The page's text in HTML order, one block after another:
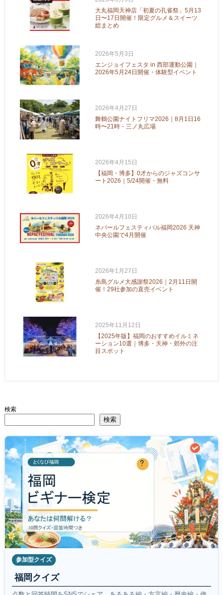
大丸福岡天神店「初夏の孔雀祭」5月13
日〜17日開催！限定グルメ＆スイーツ
総まとめ
2026年5月3日
エンジョイフェスタ in 西部運動公園｜
2026年5月24日開催・体験型イベント
2026年4月27日
舞鶴公園ナイトフリマ2026｜8月1日16
時〜21時・三ノ丸広場
2026年4月15日
【福岡・博多】0才からのジャズコンサ
ート2026｜5/24開催・無料
2026年4月10日
ネパールフェスティバル福岡2026 天神
中央公園で4月開催
2026年1月27日
糸島グルメ大感謝祭2026｜2月11日開
催！29社参加の直売イベント
2025年11月12日
【2025年版】福岡のおすすめイルミネ
ーション10選｜博多・天神・郊外の注
目スポット
検索
検索
参加型クイズ
福岡クイズ